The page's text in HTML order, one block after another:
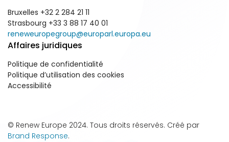
Bruxelles +32 2 284 21 11
Strasbourg +33 3 88 17 40 01
reneweuropegroup@europarl.europa.eu
Affaires juridiques
Politique de confidentialité
Politique d’utilisation des cookies
Accessibilité
© Renew Europe 2024. Tous droits réservés. Créé par
Brand Response.